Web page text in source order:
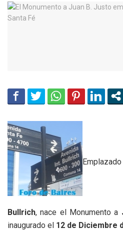
Bullrich, nace el Monumento a
inaugurado el 12 de Diciembre